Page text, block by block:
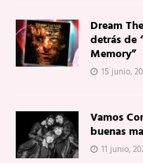
Dream
detrás de
Memory”
15 junio,
Vamos
buenas
11 junio,